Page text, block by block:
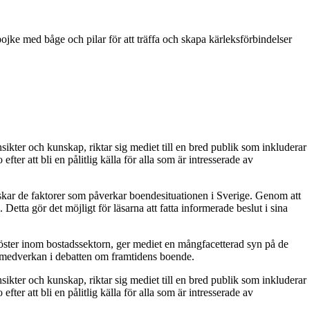
med båge och pilar för att träffa och skapa kärleksförbindelser
och kunskap, riktar sig mediet till en bred publik som inkluderar
efter att bli en pålitlig källa för alla som är intresserade av
de faktorer som påverkar boendesituationen i Sverige. Genom att
gör det möjligt för läsarna att fatta informerade beslut i sina
inom bostadssektorn, ger mediet en mångfacetterad syn på de
i debatten om framtidens boende.
och kunskap, riktar sig mediet till en bred publik som inkluderar
efter att bli en pålitlig källa för alla som är intresserade av